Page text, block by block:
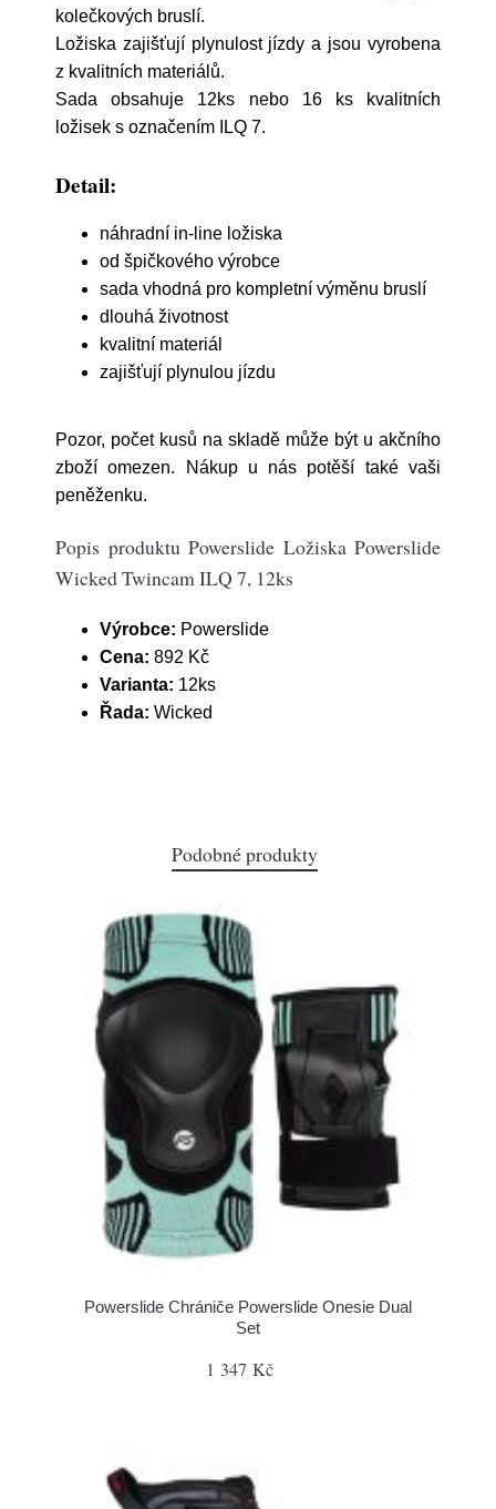
kolečkových bruslí.
Ložiska zajišťují plynulost jízdy a jsou vyrobena
z kvalitních materiálů.
Sada
obsahuje 12ks nebo 16 ks kvalitních
ložisek s označením ILQ 7.
Detail:
náhradní in-line ložiska
od špičkového výrobce
sada vhodná pro kompletní výměnu bruslí
dlouhá životnost
kvalitní materiál
zajišťují plynulou jízdu
Pozor, počet kusů na skladě může být u akčního
zboží omezen. Nákup u nás potěší také vaši
peněženku.
Popis produktu Powerslide Ložiska Powerslide
Wicked Twincam ILQ 7, 12ks
Výrobce: Powerslide
Cena: 892 Kč
Varianta: 12ks
Řada: Wicked
Podobné produkty
Powerslide Chrániče Powerslide Onesie Dual
Set
1 347 Kč